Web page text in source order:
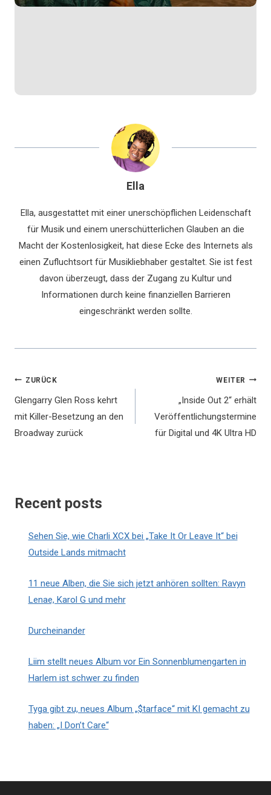
Ella
Ella, ausgestattet mit einer unerschöpflichen Leidenschaft
für Musik und einem unerschütterlichen Glauben an die
Macht der Kostenlosigkeit, hat diese Ecke des Internets als
einen Zufluchtsort für Musikliebhaber gestaltet. Sie ist fest
davon überzeugt, dass der Zugang zu Kultur und
Informationen durch keine finanziellen Barrieren
eingeschränkt werden sollte.
Beitragsnavigation
ZURÜCK
Glengarry Glen Ross kehrt
mit Killer-Besetzung an den
Broadway zurück
WEITER
„Inside Out 2“ erhält
Veröffentlichungstermine
für Digital und 4K Ultra HD
Recent posts
Sehen Sie, wie Charli XCX bei „Take It Or Leave It“ bei
Outside Lands mitmacht
11 neue Alben, die Sie sich jetzt anhören sollten: Ravyn
Lenae, Karol G und mehr
Durcheinander
Liim stellt neues Album vor Ein Sonnenblumengarten in
Harlem ist schwer zu finden
Tyga gibt zu, neues Album „$tarface“ mit KI gemacht zu
haben: „I Don’t Care“